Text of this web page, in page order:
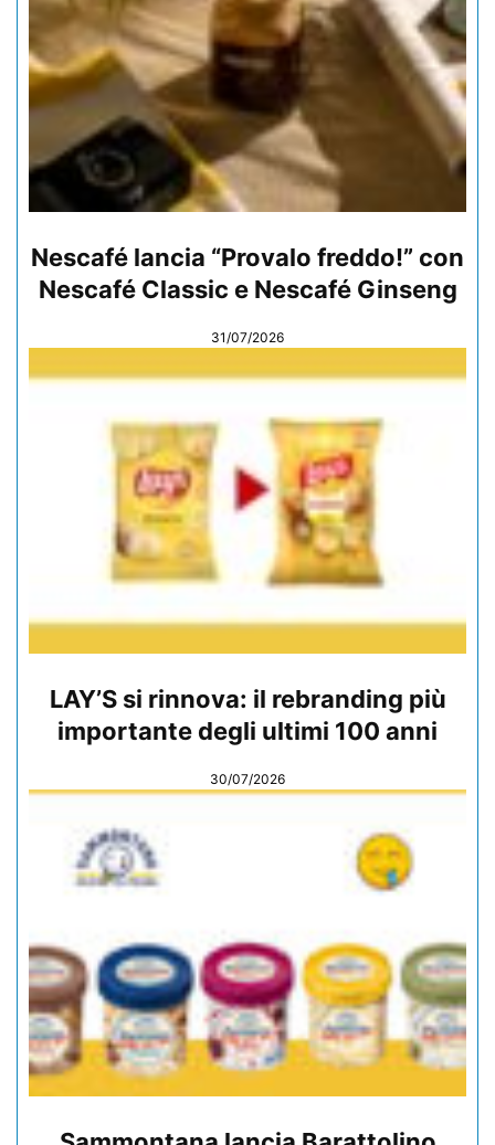
Nescafé lancia “Provalo freddo!” con
Nescafé Classic e Nescafé Ginseng
31/07/2026
LAY’S si rinnova: il rebranding più
importante degli ultimi 100 anni
30/07/2026